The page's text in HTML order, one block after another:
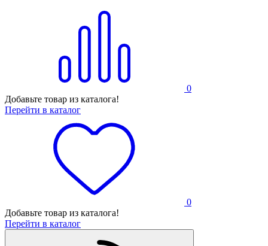
0
Добавьте товар из каталога!
Перейти в каталог
0
Добавьте товар из каталога!
Перейти в каталог